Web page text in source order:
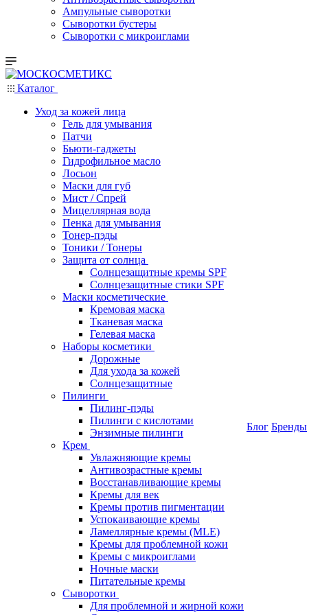
Ампульные сыворотки
Сыворотки бустеры
Сыворотки с микроиглами
Каталог
Уход за кожей лица
Гель для умывания
Патчи
Бьюти-гаджеты
Гидрофильное масло
Лосьон
Маски для губ
Мист / Спрей
Мицеллярная вода
Пенка для умывания
Тонер-пэды
Тоники / Тонеры
Защита от солнца
Солнцезащитные кремы SPF
Солнцезащитные стики SPF
Маски косметические
Кремовая маска
Тканевая маска
Гелевая маска
Наборы косметики
Дорожные
Для ухода за кожей
Солнцезащитные
Пилинги
Пилинг-пэды
Пилинги с кислотами
Энзимные пилинги
Крем
Увлажняющие кремы
Антивозрастные кремы
Восстанавливающие кремы
Кремы для век
Кремы против пигментации
Успокаивающие кремы
Ламеллярные кремы (MLE)
Кремы для проблемной кожи
Кремы с микроиглами
Ночные маски
Питательные кремы
Сыворотки
Для проблемной и жирной кожи
Блог Бренды